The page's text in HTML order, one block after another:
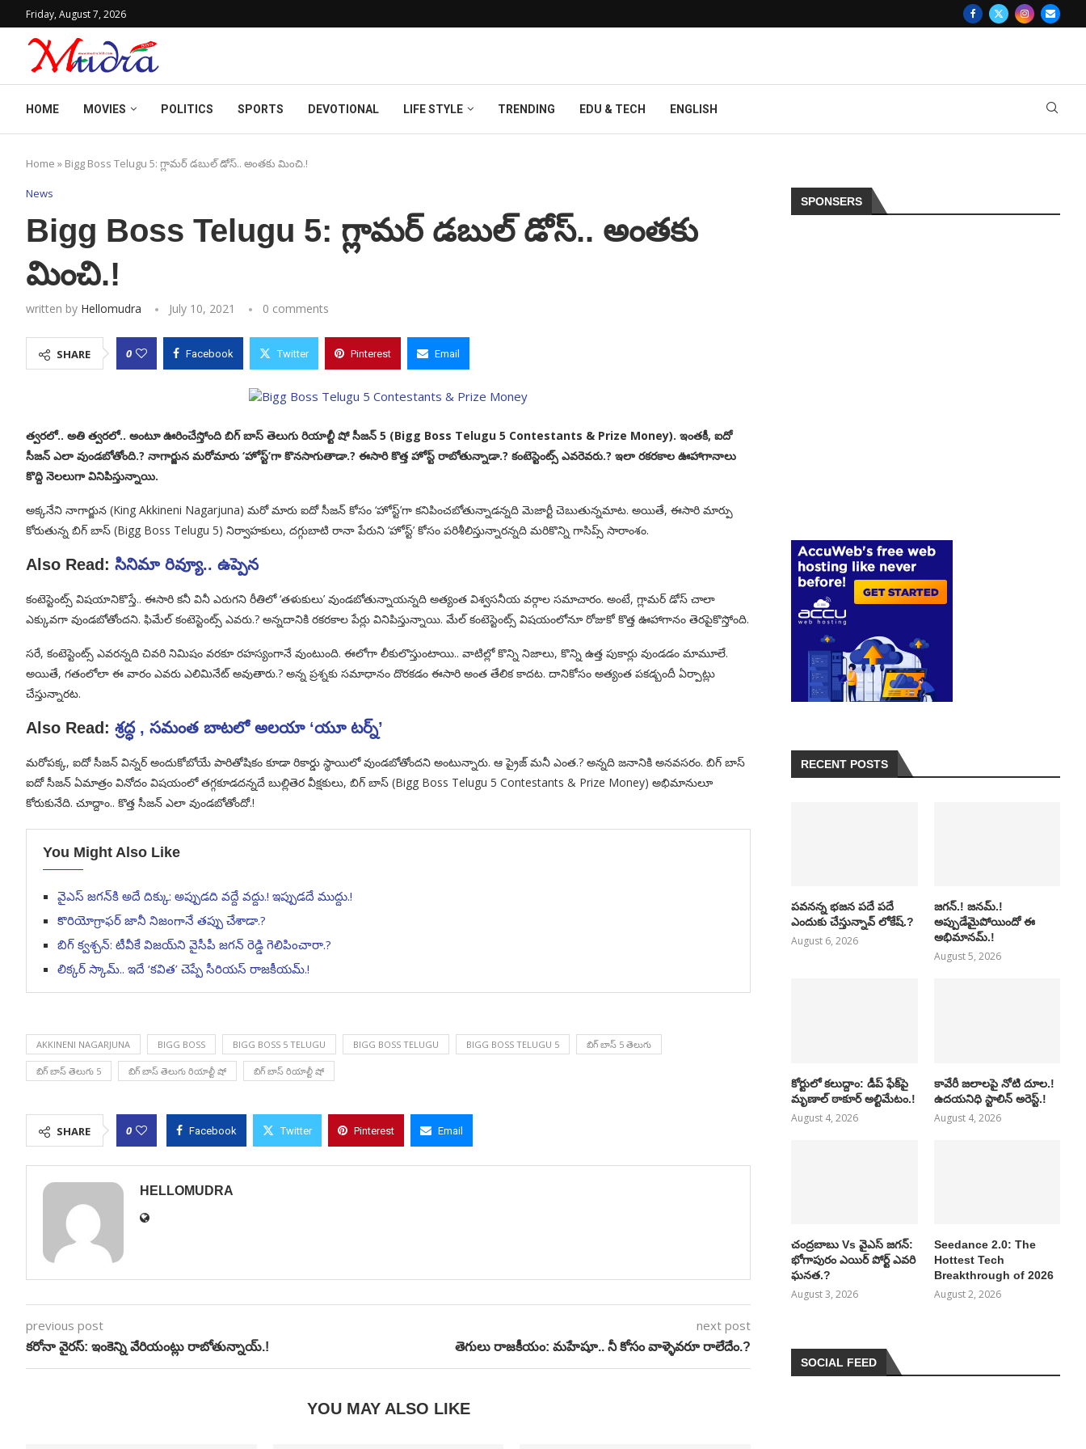
Friday, August 7, 2026
HOME MOVIES POLITICS SPORTS DEVOTIONAL LIFE STYLE TRENDING EDU & TECH ENGLISH
Home » Bigg Boss Telugu 5: గ్లామర్ డబుల్ డోస్.. అంతకు మించి.!
News
Bigg Boss Telugu 5: గ్లామర్ డబుల్ డోస్.. అంతకు
మించి.!
written by Hellomudra July 10, 2021 0 comments
SHARE 0 Facebook Twitter Pinterest Email
త్వరలో.. అతి త్వరలో.. అంటూ ఊరించేస్తోంది బిగ్ బాస్ తెలుగు రియాల్టీ షో సీజన్ 5 (Bigg Boss Telugu 5 Contestants & Prize Money). ఇంతకీ, ఐదో
సీజన్ ఎలా వుండబోతోంది.? నాగార్జున మరోమారు ‘హోస్ట్’గా కొనసాగుతాడా.? ఈసారి కొత్త హోస్ట్ రాబోతున్నాడా.? కంటెస్టెంట్స్ ఎవరెవరు.? ఇలా రకరకాల ఊహాగానాలు
కొద్ది నెలలుగా వినిపిస్తున్నాయి.
అక్కనేని నాగార్జున (King Akkineni Nagarjuna) మరో మారు ఐదో సీజన్ కోసం ‘హోస్ట్’గా కనిపించబోతున్నాడన్నది మెజార్టీ చెబుతున్నమాట. అయితే, ఈసారి మార్పు
కోరుతున్న బిగ్ బాస్ (Bigg Boss Telugu 5) నిర్వాహకులు, దగ్గుబాటి రానా పేరుని ‘హోస్ట్’ కోసం పరిశీలిస్తున్నారన్నది మరికొన్ని గాసిప్స్ సారాంశం.
Also Read: సినిమా రివ్యూ.. ఉప్పెన
కంటెస్టెంట్స్ విషయానికొస్తే.. ఈసారి కనీ వినీ ఎరుగని రీతిలో ‘తళుకులు’ వుండబోతున్నాయన్నది అత్యంత విశ్వసనీయ వర్గాల సమాచారం. అంటే, గ్లామర్ డోస్ చాలా
ఎక్కువగా వుండబోతోందని. ఫిమేల్ కంటెస్టెంట్స్ ఎవరు.? అన్నదానికి రకరకాల పేర్లు వినిపిస్తున్నాయి. మేల్ కంటెస్టెంట్స్ విషయంలోనూ రోజుకో కొత్త ఊహాగానం తెరపైకొస్తోంది.
సరే, కంటెస్టెంట్స్ ఎవరన్నది చివరి నిమిషం వరకూ రహస్యంగానే వుంటుంది. ఈలోగా లీకులొస్తుంటాయి.. వాటిల్లో కొన్ని నిజాలు, కొన్ని ఉత్త పుకార్లు వుండడం మామూలే.
అయితే, గతంలోలా ఈ వారం ఎవరు ఎలిమినేట్ అవుతారు.? అన్న ప్రశ్నకు సమాధానం దొరకడం ఈసారి అంత తేలిక కాదట. దానికోసం అత్యంత పకడ్బందీ ఏర్పాట్లు
చేస్తున్నారట.
Also Read: శ్రద్ధ , సమంత బాటలో అలయా ‘యూ టర్న్’
మరోపక్క, ఐదో సీజన్ విన్నర్ అందుకోబోయే పారితోషికం కూడా రికార్డు స్థాయిలో వుండబోతోందని అంటున్నారు. ఆ ప్రైజ్ మనీ ఎంత.? అన్నది జనానికి అనవసరం. బిగ్ బాస్
ఐదో సీజన్ ఏమాత్రం వినోదం విషయంలో తగ్గకూడదన్నదే బుల్లితెర వీక్షకులు, బిగ్ బాస్ (Bigg Boss Telugu 5 Contestants & Prize Money) అభిమానులూ
కోరుకునేది. చూద్దాం.. కొత్త సీజన్ ఎలా వుండబోతోందో.!
You Might Also Like
వైఎస్ జగన్‌కి అదే దిక్కు: అప్పుడది వద్దే వద్దు.! ఇప్పుడదే ముద్దు.!
కొరియోగ్రాఫర్ జానీ నిజంగానే తప్పు చేశాడా.?
బిగ్ క్వశ్చన్: టీవీకే విజయ్‌ని వైసీపీ జగన్ రెడ్డి గెలిపించారా.?
లిక్కర్ స్కామ్.. ఇదే ‘కవిత’ చెప్పే సీరియస్ రాజకీయమ్.!
AKKINENI NAGARJUNA BIGG BOSS BIGG BOSS 5 TELUGU BIGG BOSS TELUGU BIGG BOSS TELUGU 5 బిగ్ బాస్ 5 తెలుగు
బిగ్ బాస్ తెలుగు 5 బిగ్ బాస్ తెలుగు రియాల్టీ షో బిగ్ బాస్ రియాల్టీ షో
SHARE 0 Facebook Twitter Pinterest Email
HELLOMUDRA
previous post
కరోనా వైరస్: ఇంకెన్ని వేరియంట్లు రాబోతున్నాయ్.!
next post
తెగులు రాజకీయం: మహేషూ.. నీ కోసం వాళ్ళెవరూ రాలేదేం.?
YOU MAY ALSO LIKE
SPONSERS
RECENT POSTS
పవనన్న భజన పదే పదే
ఎందుకు చేస్తున్నావ్ లోకేష్.?
August 6, 2026
జగన్.! జనమ్.!
అప్పుడేమైపోయిందో ఈ
అభిమానమ్.!
August 5, 2026
కోర్టులో కలుద్దాం: డీప్ ఫేక్‌పై
మృణాల్ ఠాకూర్ అల్టిమేటం.!
August 4, 2026
కావేరీ జలాలపై నోటి దూల.!
ఉదయనిధి స్టాలిన్ అరెస్ట్.!
August 4, 2026
చంద్రబాబు Vs వైఎస్ జగన్:
భోగాపురం ఎయిర్ పోర్ట్ ఎవరి
ఘనత.?
August 3, 2026
Seedance 2.0: The
Hottest Tech
Breakthrough of 2026
August 2, 2026
SOCIAL FEED